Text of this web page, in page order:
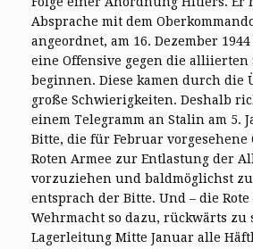
Absprache mit dem
angeordnet, am 16. Dezember
eine Offensive gegen die alliierten
beginnen. Diese kamen durch die
große Schwierigkeiten. Deshalb
einem Telegramm an Stalin am 5.
Bitte, die für Februar vorgesehene
Roten Armee zur Entlastung der
vorzuziehen und baldmöglichst
entsprach der Bitte. Und – die
Wehrmacht so dazu, rückwärts zu
Lagerleitung Mitte Januar alle